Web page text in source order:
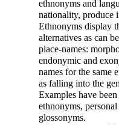
ethnonyms and
nationality, produce
Ethnonyms display
alternatives as can
place-names:
endonymic and
names for the same
as falling into the
Examples have
ethnonyms,
glossonyms.